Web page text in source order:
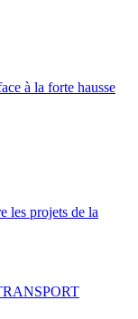
à la forte hausse
les projets de la